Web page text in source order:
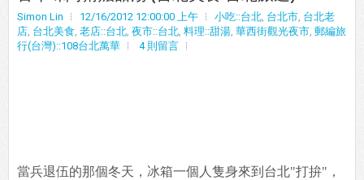
Simon Lin 12/16/2012 12:00:00 上午 小吃::台北, 台北市, 台北老
店, 台北美食, 老店::台北, 夜市::台北, 料理::甜湯, 華西街觀光夜市, 郵編旅
行(台灣)::108台北萬華
4 則留言
當兵退伍的那個冬天，冰箱一個人隻身來到台北"打拚"，